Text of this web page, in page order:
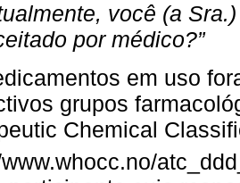
você (a
por médico?”
em uso
grupos
Chemical